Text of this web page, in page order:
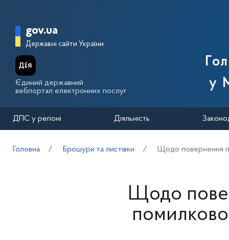
Головна сторінка Державної
gov.ua
Державні сайти України
Єдиний державний
вебпортал електронних послуг
у
ДПС у регіоні Діяльність
Головна Брошури та листівки Щодо повернення
Щодо